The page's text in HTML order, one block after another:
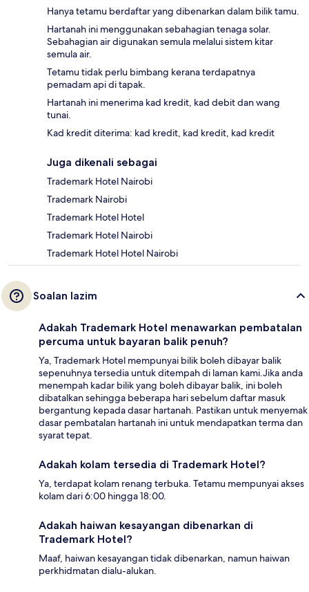
Hanya tetamu berdaftar yang dibenarkan dalam bilik tamu.
Hartanah ini menggunakan sebahagian tenaga solar.
Sebahagian air digunakan semula melalui sistem kitar
semula air.
Tetamu tidak perlu bimbang kerana terdapatnya
pemadam api di tapak.
Hartanah ini menerima kad kredit, kad debit dan wang
tunai.
Kad kredit diterima: kad kredit, kad kredit, kad kredit
Juga dikenali sebagai
Trademark Hotel Nairobi
Trademark Nairobi
Trademark Hotel Hotel
Trademark Hotel Nairobi
Trademark Hotel Hotel Nairobi
Soalan lazim
Adakah Trademark Hotel menawarkan pembatalan
percuma untuk bayaran balik penuh?
Ya, Trademark Hotel mempunyai bilik boleh dibayar balik
sepenuhnya tersedia untuk ditempah di laman kami.Jika anda
menempah kadar bilik yang boleh dibayar balik, ini boleh
dibatalkan sehingga beberapa hari sebelum daftar masuk
bergantung kepada dasar hartanah. Pastikan untuk menyemak
dasar pembatalan hartanah ini untuk mendapatkan terma dan
syarat tepat.
Adakah kolam tersedia di Trademark Hotel?
Ya, terdapat kolam renang terbuka. Tetamu mempunyai akses
kolam dari 6:00 hingga 18:00.
Adakah haiwan kesayangan dibenarkan di
Trademark Hotel?
Maaf, haiwan kesayangan tidak dibenarkan, namun haiwan
perkhidmatan dialu-alukan.